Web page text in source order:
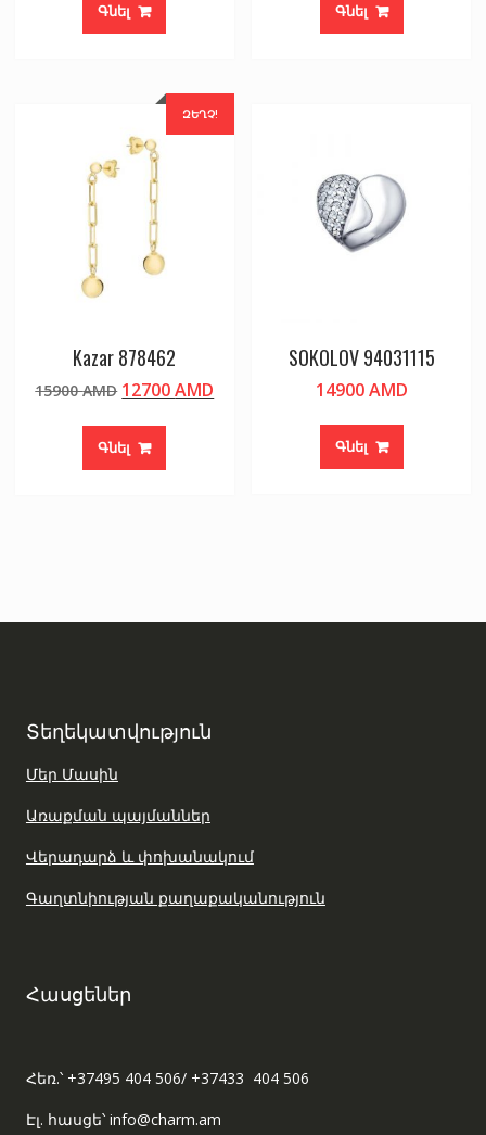
Գնել Գնել
ԶԵՂՉ!
Kazar 878462
15900AMD Original
was:
15900 AMD.
12700AMD
Գնել
SOKOLOV 94031115
14900AMD
Գնել
Տեղեկատվություն
Մեր Մասին
Առաքման պայմաններ
Վերադարձ և փոխանակում
Գաղտնիության քաղաքականություն
Հասցեներ
Հեռ.՝ +37495 404 506/ +37433 404 506
Էլ. հասցե՝ info@charm.am